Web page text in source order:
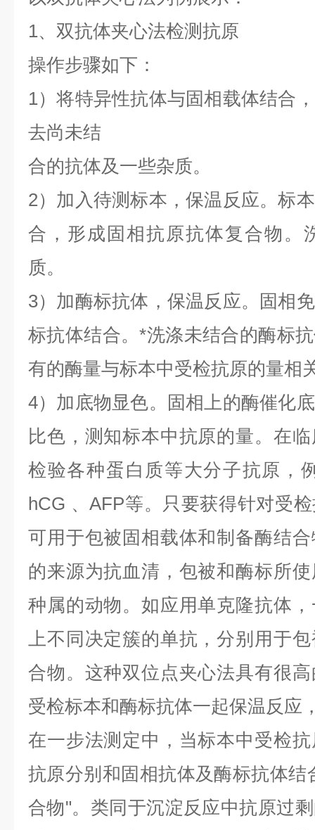
1、双抗体夹心法检测抗原
操作步骤如下：
1）将特异性抗体与固相载体结合
去尚未结
合的抗体及一些杂质。
2）加入待测标本，保温反应。标
合，形成固相抗原抗体复合物。
质。
3）加酶标抗体，保温反应。固相
标抗体结合。*洗涤未结合的酶标
有的酶量与标本中受检抗原的量相
4）加底物显色。固相上的酶催化
比色，测知标本中抗原的量。在
检验各种蛋白质等大分子抗原，
hCG 、AFP等。只要获得针对受
可用于包被固相载体和制备酶结
的来源为抗血清，包被和酶标所
种属的动物。如应用单克隆抗体
上不同决定簇的单抗，分别用于
合物。这种双位点夹心法具有很
受检标本和酶标抗体一起保温反应
在一步法测定中，当标本中受检
抗原分别和固相抗体及酶标抗体结
合物"。类同于沉淀反应中抗原过